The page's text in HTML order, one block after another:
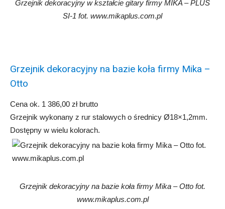
Grzejnik dekoracyjny w kształcie gitary firmy MIKA – PLUS
SI-1 fot. www.mikaplus.com.pl
Grzejnik dekoracyjny na bazie koła firmy Mika –
Otto
Cena ok. 1 386,00 zł brutto
Grzejnik wykonany z rur stalowych o średnicy Ø18×1,2mm.
Dostępny w wielu kolorach.
Grzejnik dekoracyjny na bazie koła firmy Mika – Otto fot.
www.mikaplus.com.pl